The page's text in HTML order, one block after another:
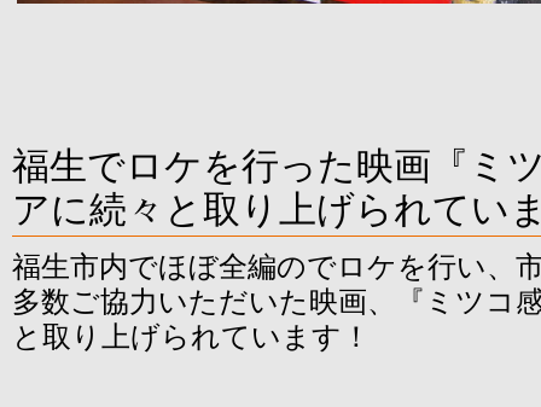
福生でロケを行った映画『ミ
アに続々と取り上げられてい
福生市内でほぼ全編のでロケを行い、
多数ご協力いただいた映画、『ミツコ
と取り上げられています！